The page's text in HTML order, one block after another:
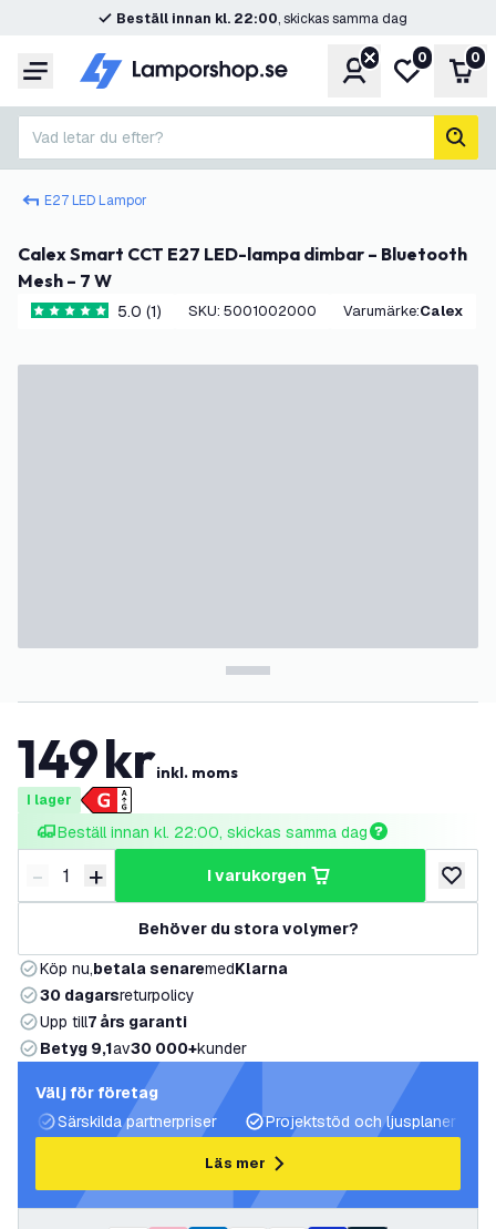
Beställ innan kl. 22:00, skickas samma dag
Meny KontoMin0 0
Vad letar du efter?
sök
E27 LED Lampor
Calex Smart CCT E27 LED-lampa dimbar – Bluetooth
Mesh – 7 W
5 stjärnbetyg5.0 (1) SKU: 5001002000 Varumärke: Calex
149krinkl. moms
I lager
Beställ innan kl. 22:00, skickas samma dag
Minska antal
- Öka antal
+ i varukorgen
lägg
Behöver du stora volymer?
Köp nu,betala senaremedKlarna
30 dagarsreturpolicy
Upp till7 års garanti
Betyg 9,1av30 000+kunder
Välj för företag
Särskilda partnerpriser
Projektstöd och ljusplaner
Läs mer